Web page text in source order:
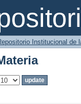
Institucional de